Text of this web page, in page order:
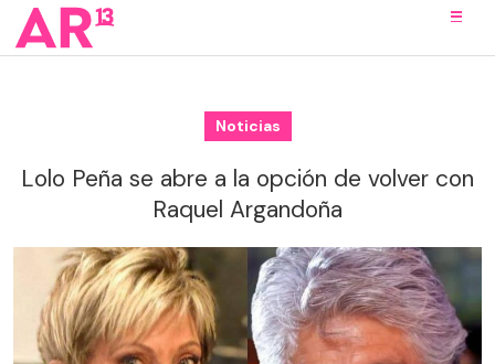
Noticias
Lolo Peña se abre a la opción de volver con
Raquel Argandoña